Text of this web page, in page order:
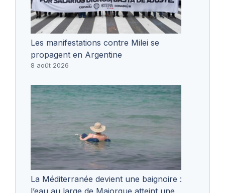
Les manifestations contre Milei se
propagent en Argentine
8 août 2026
La Méditerranée devient une baignoire :
l’eau au large de Majorque atteint une